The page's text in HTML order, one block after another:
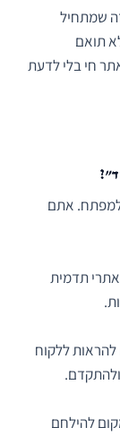
שמתחיל
תואם
חי בלי לדעת
למפתח. אתם
אתרי תדמית
להראות ללקוח
להילחם